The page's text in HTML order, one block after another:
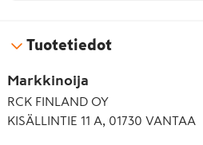
Tuotetiedot
Markkinoija
RCK FINLAND OY
KISÄLLINTIE 11 A, 01730 VANTAA